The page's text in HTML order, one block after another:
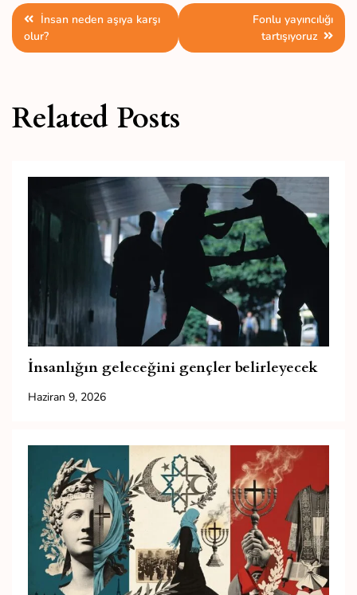
Yazı
gezinmesi
İnsan neden aşıya karşı
olur?
Fonlu yayıncılığı
tartışıyoruz
Related Posts
İnsanlığın geleceğini gençler belirleyecek
Haziran 9, 2026